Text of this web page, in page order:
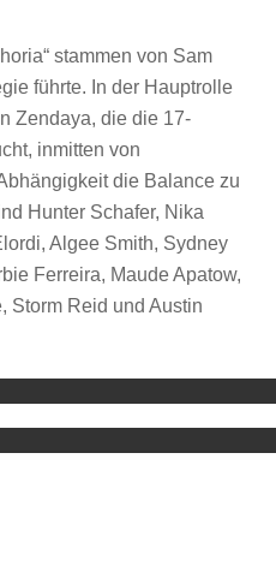
stammen von Sam
führte. In der Hauptrolle
Zendaya, die die 17-
inmitten von
die Balance zu
Hunter Schafer, Nika
Algee Smith, Sydney
Ferreira, Maude Apatow,
Storm Reid und Austin